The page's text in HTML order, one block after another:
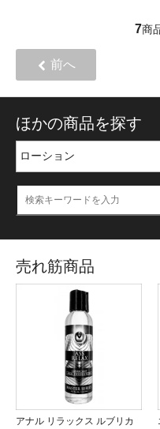
7商
前へ
ほかの商品を探す
売れ筋商品
アナル リラックス ルブリカ